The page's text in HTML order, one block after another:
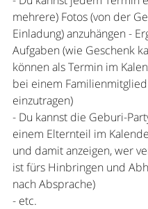
mehrere) Fotos (von der
Einladung)anzuhängen-
Aufgaben (wie Geschenk
können als Termin im
bei einem Familienmitglied
einzutragen)
- Du kannst die Geburi-
einem Elternteil im
und damitanzeigen, wer
ist fürs Hinbringen und
nach Absprache)
- etc.